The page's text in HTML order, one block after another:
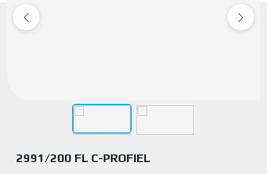
2991/200 FL C-PROFIEL